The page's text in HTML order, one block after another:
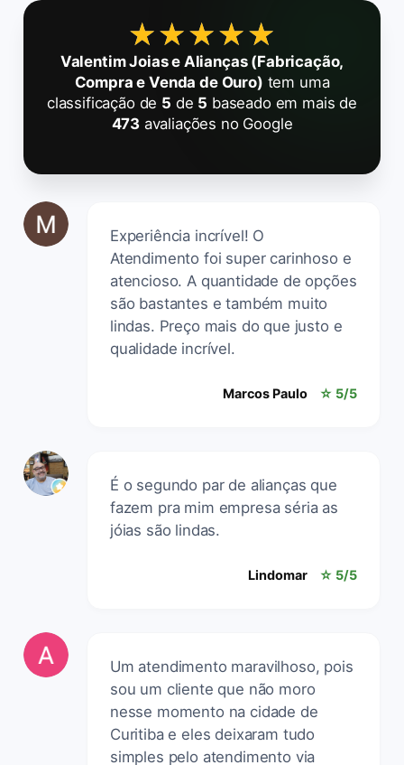
★★★★★
★★★★★
Valentim Joias e Alianças (Fabricação,
Compra e Venda de Ouro) tem uma
classificação de 5 de 5 baseado em mais de
473 avaliações no Google
Experiência incrível! O
Atendimento foi super carinhoso e
atencioso. A quantidade de opções
são bastantes e também muito
lindas. Preço mais do que justo e
qualidade incrível.
Marcos Paulo ☆ 5/5
É o segundo par de alianças que
fazem pra mim empresa séria as
jóias são lindas.
Lindomar ☆ 5/5
Um atendimento maravilhoso, pois
sou um cliente que não moro
nesse momento na cidade de
Curitiba e eles deixaram tudo
simples pelo atendimento via